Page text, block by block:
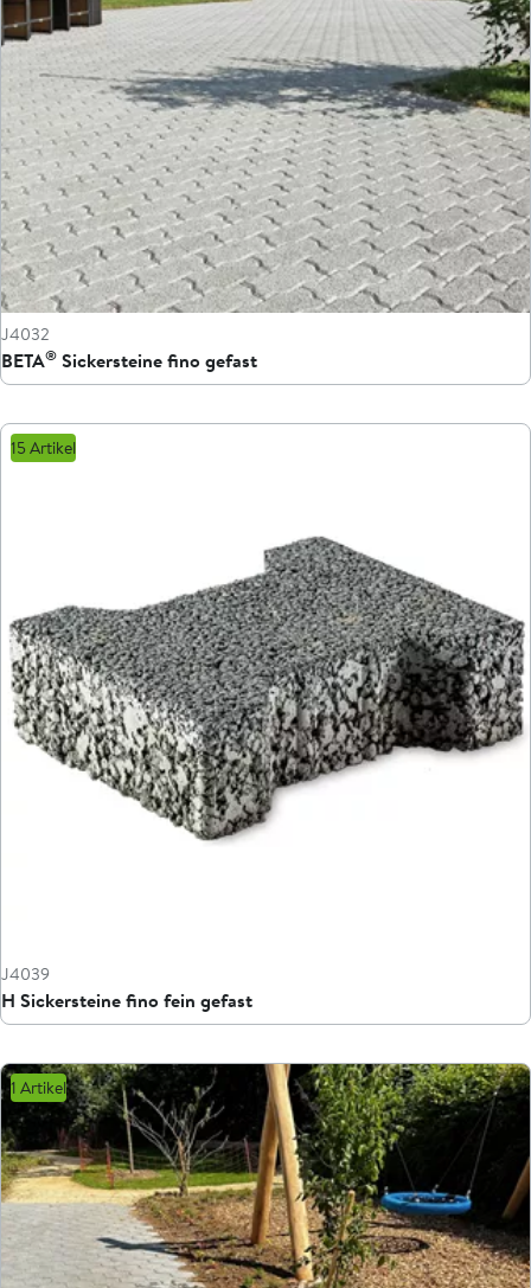
J4032
BETA® Sickersteine fino gefast
15 Artikel
J4039
H Sickersteine fino fein gefast
1 Artikel